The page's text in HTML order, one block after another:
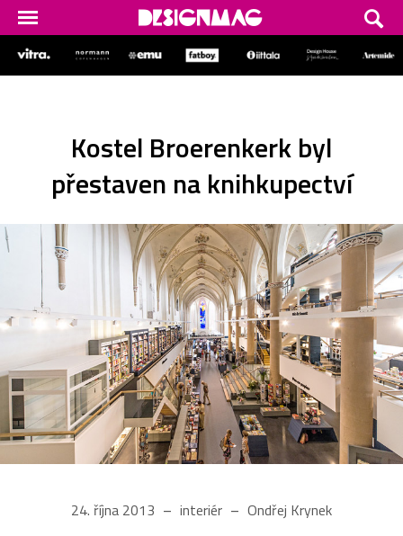
Kostel Broerenkerk byl
přestaven na knihkupectví
24. října 2013 interiér Ondřej Krynek